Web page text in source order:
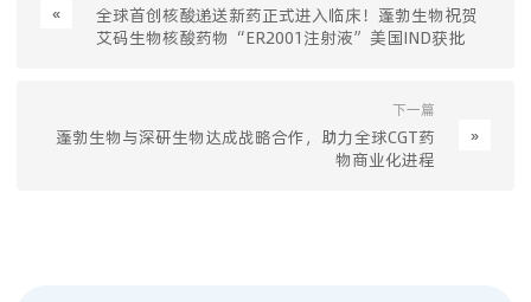
«
全球首创核酸递送新药正式进入临床！蓬勃生物祝贺
艾码生物核酸药物“ER2001注射液”美国IND获批
下一篇
蓬勃生物与深研生物达成战略合作，助力全球CGT药
物商业化进程
»